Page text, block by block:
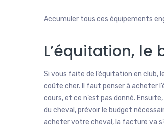
Accumuler tous ces équipements
L’équitation,
Si vous faite de l’équitation en club,
coûte cher. Il faut penser à acheter
cours, et ce n’est pas donné.
du cheval, prévoir le budget
acheter votre cheval, la facture va